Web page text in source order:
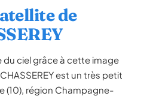
de
du ciel grâce à cette image
est un très petit
(10), région Champagne-